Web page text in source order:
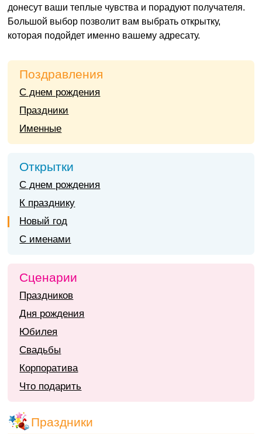
донесут ваши теплые чувства и порадуют получателя.
Большой выбор позволит вам выбрать открытку,
которая подойдет именно вашему адресату.
Поздравления
С днем рождения
Праздники
Именные
Открытки
С днем рождения
К празднику
Новый год
С именами
Сценарии
Праздников
Дня рождения
Юбилея
Свадьбы
Корпоратива
Что подарить
Праздники